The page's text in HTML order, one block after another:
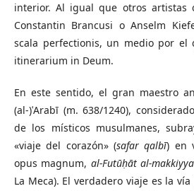
interior. Al igual que otros artistas
Constantin Brancusi o Anselm
scala perfectionis, un medio por el
itinerarium in Deum.
En este sentido, el gran maestro
(al-)ʿArabī (m. 638/1240),
de los místicos musulmanes,
«viaje del corazón» (safar qalbī) en
opus magnum, al-Futūḥāt al-makkiyya
La Meca). El verdadero viaje es la vía